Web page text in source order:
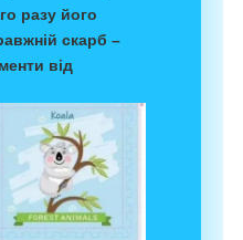
разу його
скарб –
від